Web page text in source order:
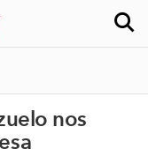
nos